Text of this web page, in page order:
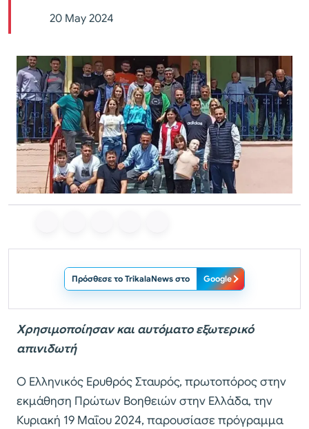
20 May 2024
Πρόσθεσε το TrikalaNews στο Google
Χρησιμοποίησαν και αυτόματο εξωτερικό
απινιδωτή
Ο Ελληνικός Ερυθρός Σταυρός, πρωτοπόρος στην
εκμάθηση Πρώτων Βοηθειών στην Ελλάδα, την
Κυριακή 19 Μαΐου 2024, παρουσίασε πρόγραμμα